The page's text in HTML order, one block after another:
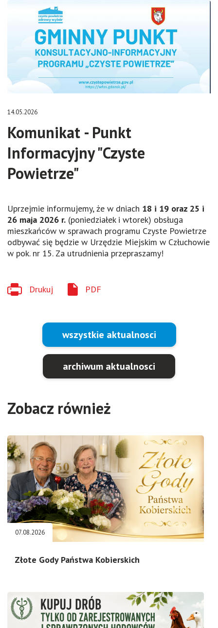
14.05.2026
Komunikat - Punkt
Informacyjny "Czyste
Powietrze"
Uprzejmie informujemy, że w dniach 18 i 19 oraz 25 i
26 maja 2026 r. (poniedziałek i wtorek) obsługa
mieszkańców w sprawach programu Czyste Powietrze
odbywać się będzie w Urzędzie Miejskim w Człuchowie
w pok. nr 15. Za utrudnienia przepraszamy!
Drukuj PDF
wszystkie aktualnosci
archiwum aktualnosci
Zobacz również
07.08.2026
Złote Gody Państwa Kobierskich